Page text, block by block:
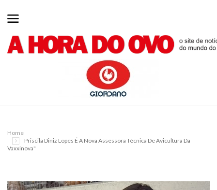
Home
Priscila Diniz Lopes É A Nova Assessora Técnica De Avicultura Da
Vaxxinova"